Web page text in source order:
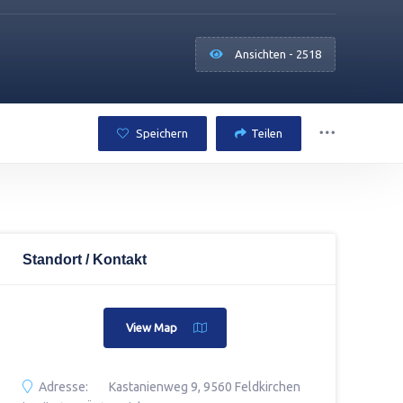
Ansichten - 2518
Speichern Teilen
Standort / Kontakt
View Map
Adresse:
Kastanienweg 9, 9560 Feldkirchen